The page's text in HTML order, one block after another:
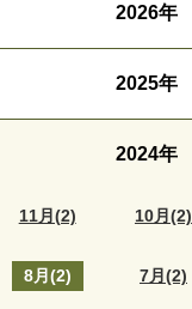
2026年
2025年
2024年
11月(2) 10月(2)
8月(2) 7月(2)